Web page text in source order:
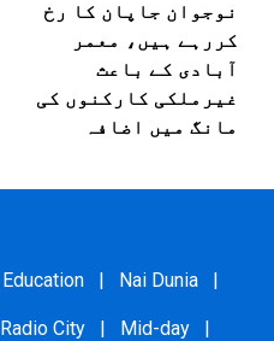
نوجوان جاپان کا رخ
کررہے ہیں، معمر
آبادی کے باعث
غیرملکی کارکنوں کی
مانگ میں اضافہ
Education | Nai Dunia |
Radio City | Mid-day |